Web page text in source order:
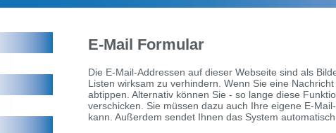
E-Mail Formular
Die E-Mail-Addressen auf dieser Webseite sind als
Listen wirksam zu verhindern. Wenn Sie eine
abtippen. Alternativ können Sie - so lange diese
verschicken. Sie müssen dazu auch Ihre eigene E-
kann. Außerdem sendet Ihnen das System